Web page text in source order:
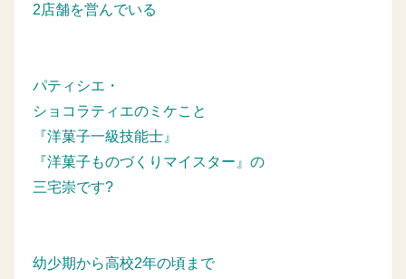
2店舗を営んでいる
パティシエ・
ショコラティエのミケこと
『洋菓子一級技能士』
『洋菓子ものづくりマイスター』の
三宅崇です?
幼少期から高校2年の頃まで